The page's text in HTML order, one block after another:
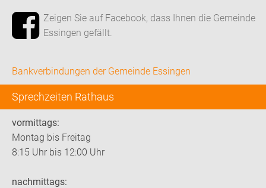
Zeigen Sie auf Facebook, dass Ihnen die Gemeinde
Essingen gefällt.
Bankverbindungen der Gemeinde Essingen
Sprechzeiten Rathaus
vormittags:
Montag bis Freitag
8:15 Uhr bis 12:00 Uhr
nachmittags: